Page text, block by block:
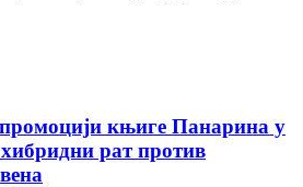
књиге Панарина у
рат против